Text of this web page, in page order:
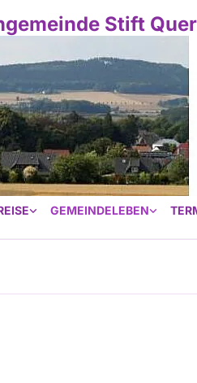
Stift
GEMEINDELEBEN